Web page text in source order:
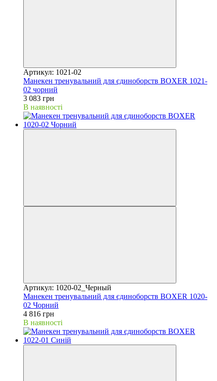
Артикул: 1021-02
Манекен тренувальний для єдиноборств BOXER 1021-
02 чорний
3 083 грн
В наявності
Артикул: 1020-02_Черный
Манекен тренувальний для єдиноборств BOXER 1020-
02 Чорний
4 816 грн
В наявності